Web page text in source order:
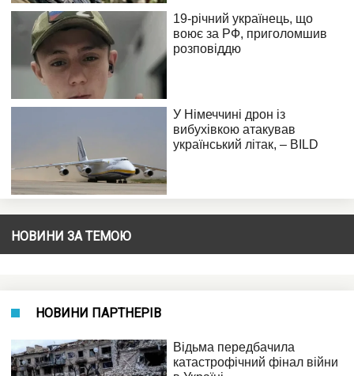
НОВИНИ ЗА ТЕМОЮ
НОВИНИ ПАРТНЕРІВ